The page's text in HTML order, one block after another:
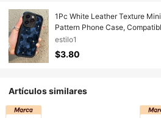
1Pc White Leather Texture
Pattern Phone Case, Compatible With 16 Pro Max,
13, 12, 11 16 Pro Max Phone Case Phone Case 17 Pro Max
Travel Essential 16 Pro Max Phone Case Phone Case 17 Pro
Max Travel Essential
estilo1
$3.80
Artículos similares